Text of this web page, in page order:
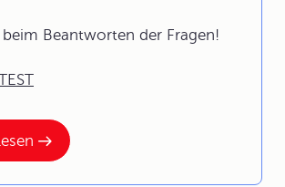
beim Beantworten der Fragen!